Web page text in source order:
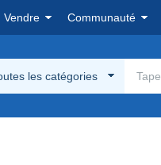
Vendre Communauté
les catégories